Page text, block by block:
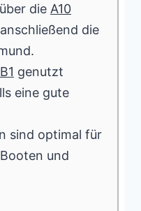
die A10
die
B1 genutzt
eine gute
sind optimal für
und